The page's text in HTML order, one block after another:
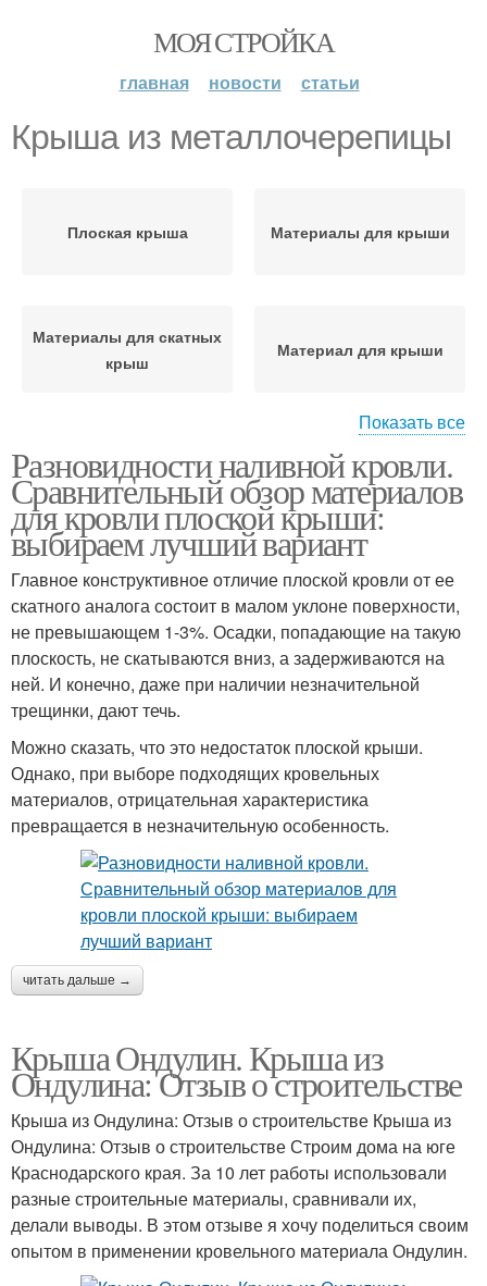
МОЯ СТРОЙКА
главная новости статьи
Крыша из металлочерепицы
Плоская крыша Материалы для крыши
Материалы для скатных
крыш
Материал для крыши
Крыша из ондулина Снега на крыше
Ондулин на крышу Андулиновая крыша
Крыши из ондулина
Крыши из
Крыши под
металлочерепицу
Ондулин на крыше
Черепица для крыш
Показать все
Разновидности наливной кровли.
Сравнительный обзор материалов
для кровли плоской крыши:
выбираем лучший вариант
Главное конструктивное отличие плоской кровли от ее
скатного аналога состоит в малом уклоне поверхности,
не превышающем 1-3%. Осадки, попадающие на такую
плоскость, не скатываются вниз, а задерживаются на
ней. И конечно, даже при наличии незначительной
трещинки, дают течь.
Можно сказать, что это недостаток плоской крыши.
Однако, при выборе подходящих кровельных
материалов, отрицательная характеристика
превращается в незначительную особенность.
читать дальше →
Крыша Ондулин. Крыша из
Ондулина: Отзыв о строительстве
Крыша из Ондулина: Отзыв о строительстве Крыша из
Ондулина: Отзыв о строительстве Строим дома на юге
Краснодарского края. За 10 лет работы использовали
разные строительные материалы, сравнивали их,
делали выводы. В этом отзыве я хочу поделиться своим
опытом в применении кровельного материала Ондулин.